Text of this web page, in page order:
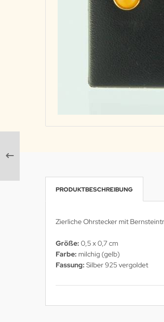
PRODUKTBESCHREIBUNG
Zierliche Ohrstecker mit
Größe: 0,5 x 0,7 cm
Farbe: milchig (gelb)
Fassung: Silber 925 vergoldet